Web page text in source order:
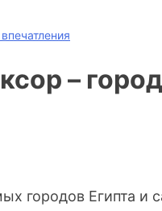
–
городов Египта